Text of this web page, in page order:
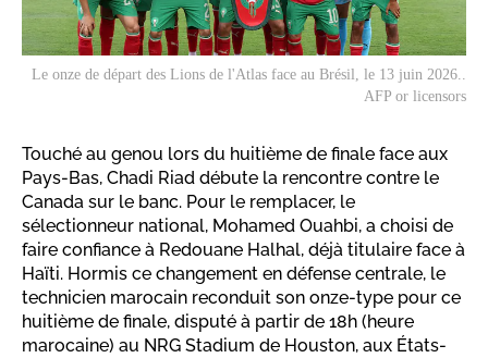
Le onze de départ des Lions de l'Atlas face au Brésil, le 13 juin 2026..
AFP or licensors
Touché au genou lors du huitième de finale face aux
Pays-Bas, Chadi Riad débute la rencontre contre le
Canada sur le banc. Pour le remplacer, le
sélectionneur national, Mohamed Ouahbi, a choisi de
faire confiance à Redouane Halhal, déjà titulaire face à
Haïti. Hormis ce changement en défense centrale, le
technicien marocain reconduit son onze-type pour ce
huitième de finale, disputé à partir de 18h (heure
marocaine) au NRG Stadium de Houston, aux États-